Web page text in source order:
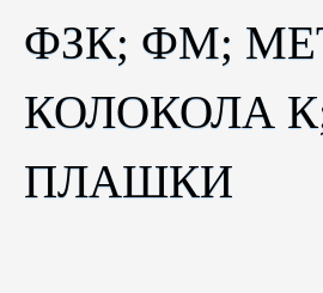
ФЗК; ФМ;
КОЛОКОЛА
ПЛАШКИ